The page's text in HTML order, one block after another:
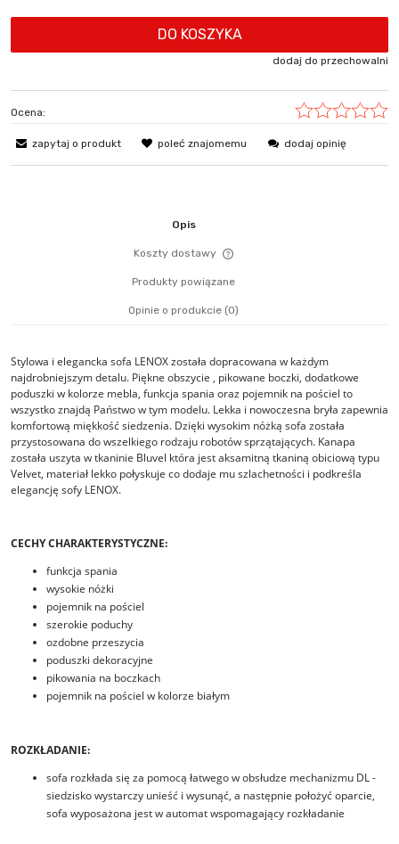
DO KOSZYKA
dodaj do przechowalni
Ocena:
zapytaj o produkt poleć znajomemu dodaj opinię
Opis
Koszty dostawy
Produkty powiązane
Opinie o produkcie (0)
Stylowa i elegancka sofa LENOX została dopracowana w każdym
najdrobniejszym detalu. Piękne obszycie , pikowane boczki, dodatkowe
poduszki w kolorze mebla, funkcja spania oraz pojemnik na pościel to
wszystko znajdą Państwo w tym modelu. Lekka i nowoczesna bryła zapewnia
komfortową miękkość siedzenia. Dzięki wysokim nóżką sofa została
przystosowana do wszelkiego rodzaju robotów sprzątających. Kanapa
została uszyta w tkaninie Bluvel która jest aksamitną tkaniną obiciową typu
Velvet, materiał lekko połyskuje co dodaje mu szlachetności i podkreśla
elegancję sofy LENOX.
CECHY CHARAKTERYSTYCZNE:
funkcja spania
wysokie nóżki
pojemnik na pościel
szerokie poduchy
ozdobne przeszycia
poduszki dekoracyjne
pikowania na boczkach
pojemnik na pościel w kolorze białym
ROZKŁADANIE:
sofa rozkłada się za pomocą łatwego w obsłudze mechanizmu DL -
siedzisko wystarczy unieść i wysunąć, a następnie położyć oparcie,
sofa wyposażona jest w automat wspomagający rozkładanie